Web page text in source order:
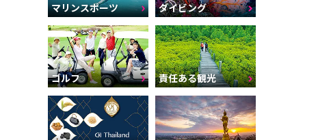
マリンスポーツ ダイビング
ゴルフ 責任ある観光